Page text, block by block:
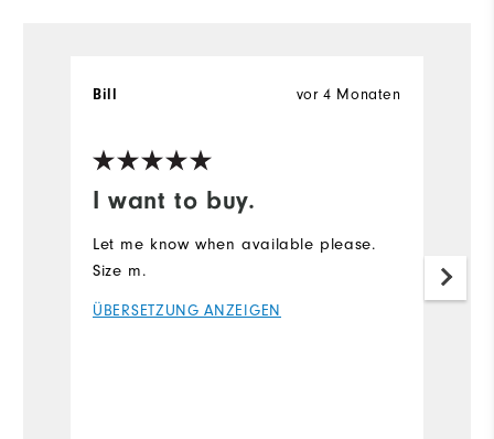
I want to buy.
vor 4 Monaten
Bill
Let me know when available please.
Size m.
ÜBERSETZUNG ANZEIGEN